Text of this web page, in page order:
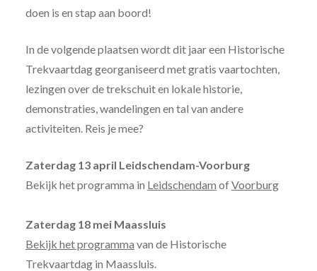
doen is en stap aan boord!
In de volgende plaatsen wordt dit jaar een Historische
Trekvaartdag georganiseerd met gratis vaartochten,
lezingen over de trekschuit en lokale historie,
demonstraties, wandelingen en tal van andere
activiteiten. Reis je mee?
Zaterdag 13 april Leidschendam-Voorburg
Bekijk het programma in Leidschendam ofVoorburg
Zaterdag 18 mei Maassluis
Bekijk het programma van de Historische
Trekvaartdag in Maassluis.